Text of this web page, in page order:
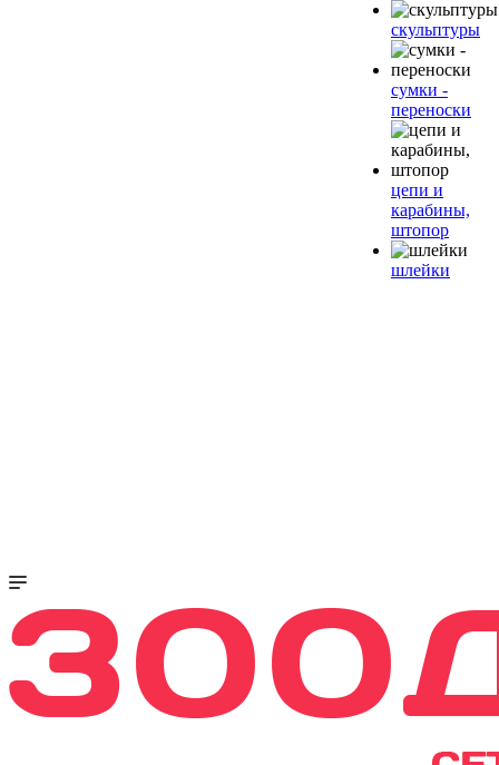
скульптуры
сумки -
переноски
цепи и
карабины,
штопор
шлейки